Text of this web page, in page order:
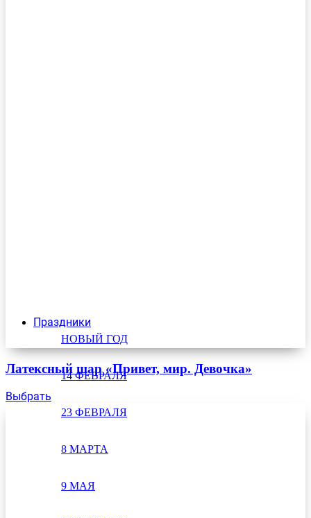
Праздники
НОВЫЙ ГОД
14 ФЕВРАЛЯ
23 ФЕВРАЛЯ
8 МАРТА
9 МАЯ
Латексный шар «Привет, мир. Девочка»
Выбрать